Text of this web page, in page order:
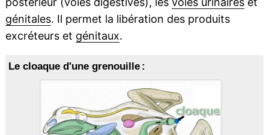
génitales. Il permet la libération des produits
excréteurs et génitaux.
Le cloaque d'une grenouille :